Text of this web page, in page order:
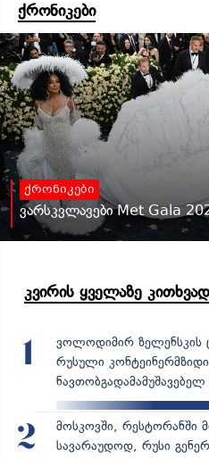
ქრონიკები
ქრონიკები
ვარსკვლავები Met Gala
კვირის ყველაზე
1
ვოლოდიმირ ზელენსკის
რუსული
2
მოსკოვში, რესტორანში
სავარაუდოდ, რუსი